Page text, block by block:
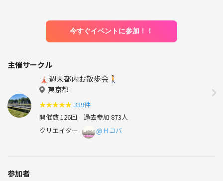
今すぐイベントに参加！！
主催サークル
🗼週末都内お散歩会🚶
東京都
★★★★★ 339件
開催数 126回 過去参加 873人
クリエイター
@Ｈコバ
参加者